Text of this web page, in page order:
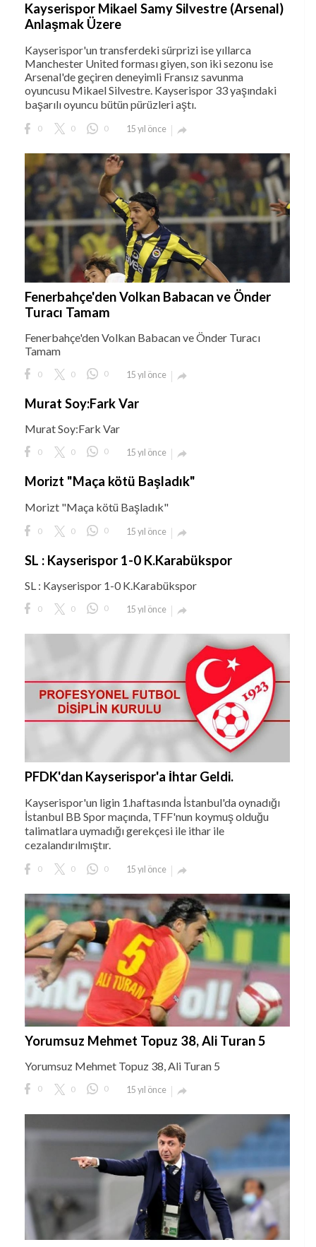
Kayserispor Mikael Samy Silvestre (Arsenal)
Anlaşmak Üzere
Kayserispor'un transferdeki sürprizi ise yıllarca
Manchester United forması giyen, son iki sezonu ise
Arsenal'de geçiren deneyimli Fransız savunma
oyuncusu Mikael Silvestre. Kayserispor 33 yaşındaki
başarılı oyuncu bütün pürüzleri aştı.
0 0 0 15 yıl önce 
Fenerbahçe'den Volkan Babacan ve Önder
Turacı Tamam
Fenerbahçe'den Volkan Babacan ve Önder Turacı
Tamam
0 0 0 15 yıl önce 
Murat Soy:Fark Var
Murat Soy:Fark Var
0 0 0 15 yıl önce 
Morizt "Maça kötü Başladık"
Morizt "Maça kötü Başladık"
0 0 0 15 yıl önce 
SL : Kayserispor 1-0 K.Karabükspor
SL : Kayserispor 1-0 K.Karabükspor
0 0 0 15 yıl önce 
PFDK'dan Kayserispor'a İhtar Geldi.
Kayserispor'un ligin 1.haftasında İstanbul'da oynadığı
İstanbul BB Spor maçında, TFF'nun koymuş olduğu
talimatlara uymadığı gerekçesi ile ithar ile
cezalandırılmıştır.
0 0 0 15 yıl önce 
Yorumsuz Mehmet Topuz 38, Ali Turan 5
Yorumsuz Mehmet Topuz 38, Ali Turan 5
0 0 0 15 yıl önce 